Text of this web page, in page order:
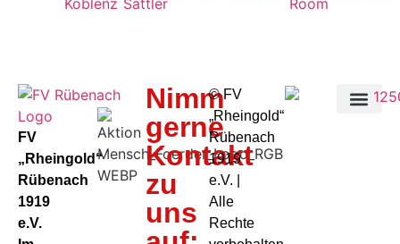
FV
„Rheingold“
Rübenach
1919
e.V.
Nimm
gerne
Kontakt
zu
uns
©️ FV
„Rheingold“
Rübenach
1919
e.V. |
Alle
Rechte